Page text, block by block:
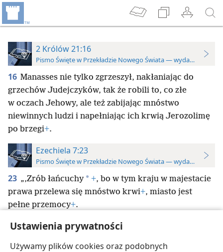
Ustawienia prywatności
Używamy plików cookies oraz podobnych
2 Królów 21:16
Pismo Święte w Przekładzie Nowego Świata — wydanie do
16 Manasses nie tylko zgrzeszył, nakłaniając do
grzechów Judejczyków, tak że robili to, co złe
w oczach Jehowy, ale też zabijając mnóstwo
niewinnych ludzi i napełniając ich krwią Jerozolimę
po brzegi+.
Ezechiela 7:23
Pismo Święte w Przekładzie Nowego Świata — wydanie do
23 „‚Zrób łańcuchy * +, bo w tym kraju w majestacie
prawa przelewa się mnóstwo krwi+, miasto jest
pełne przemocy+.